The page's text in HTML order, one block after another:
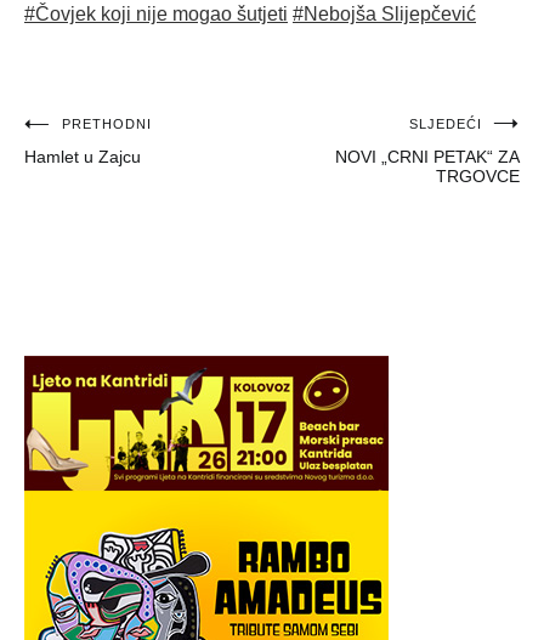
#Čovjek koji nije mogao šutjeti #Nebojša Slijepčević
Navigacija
objava
PRETHODNI
Hamlet u Zajcu
SLJEDEĆI
NOVI „CRNI PETAK“ ZA
TRGOVCE